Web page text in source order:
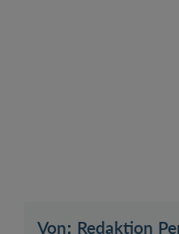
Von: Redaktion